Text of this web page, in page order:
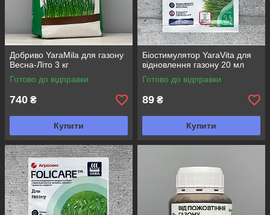
Добриво YaraMila для газону
Весна-Літо 3 кг
Готово до відправки
740 ₴
Купити
Біостимулятор YaraVita для
відновлення газону 20 мл
Готово до відправки
89 ₴
Купити